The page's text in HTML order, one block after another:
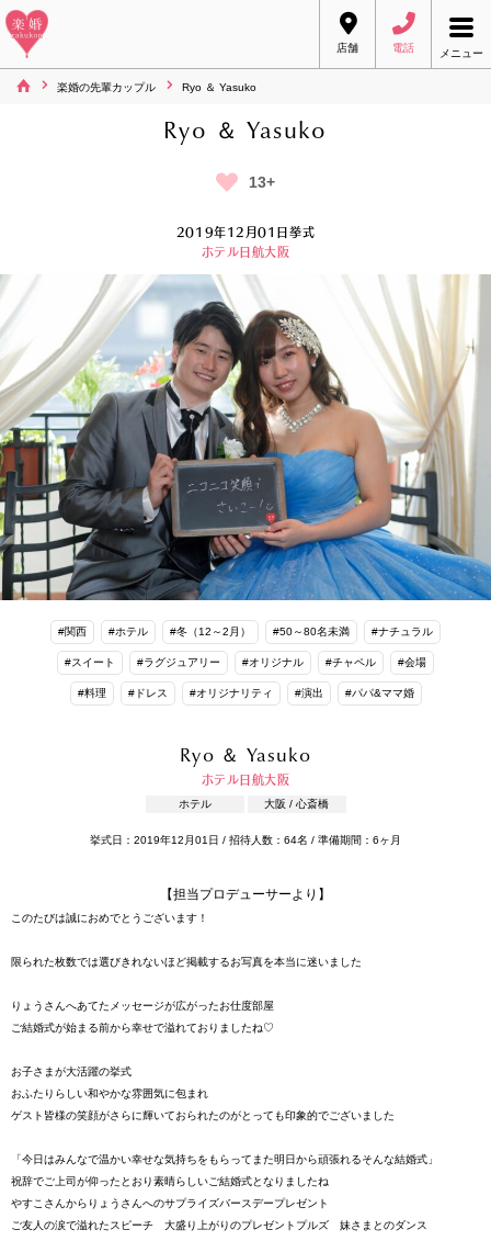
店舗 電話 メニュー
楽婚の先輩カップル Ryo ＆ Yasuko
Ryo ＆ Yasuko
13+
2019年12月01日挙式
ホテル日航大阪
#関西 #ホテル #冬（12～2月） #50～80名未満 #ナチュラル
#スイート #ラグジュアリー #オリジナル #チャペル #会場
#料理 #ドレス #オリジナリティ #演出 #パパ&ママ婚
Ryo ＆ Yasuko
ホテル日航大阪
ホテル 大阪 / 心斎橋
挙式日：2019年12月01日 / 招待人数：64名 / 準備期間：6ヶ月
【担当プロデューサーより】
このたびは誠におめでとうございます！
限られた枚数では選びきれないほど掲載するお写真を本当に迷いました
りょうさんへあてたメッセージが広がったお仕度部屋
ご結婚式が始まる前から幸せで溢れておりましたね♡
お子さまが大活躍の挙式
おふたりらしい和やかな雰囲気に包まれ
ゲスト皆様の笑顔がさらに輝いておられたのがとっても印象的でございました
「今日はみんなで温かい幸せな気持ちをもらってまた明日から頑張れるそんな結婚式」
祝辞でご上司が仰ったとおり素晴らしいご結婚式となりましたね
やすこさんからりょうさんへのサプライズバースデープレゼント
ご友人の涙で溢れたスピーチ 大盛り上がりのプレゼントプルズ 妹さまとのダンス